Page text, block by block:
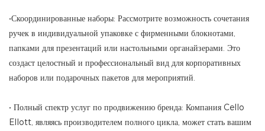
•Скоординированные наборы: Рассмотрите возможность сочетания
ручек в индивидуальной упаковке с фирменными блокнотами,
папками для презентаций или настольными органайзерами. Это
создаст целостный и профессиональный вид для корпоративных
наборов или подарочных пакетов для мероприятий.
• Полный спектр услуг по продвижению бренда: Компания Cello
Ellott, являясь производителем полного цикла, может стать вашим